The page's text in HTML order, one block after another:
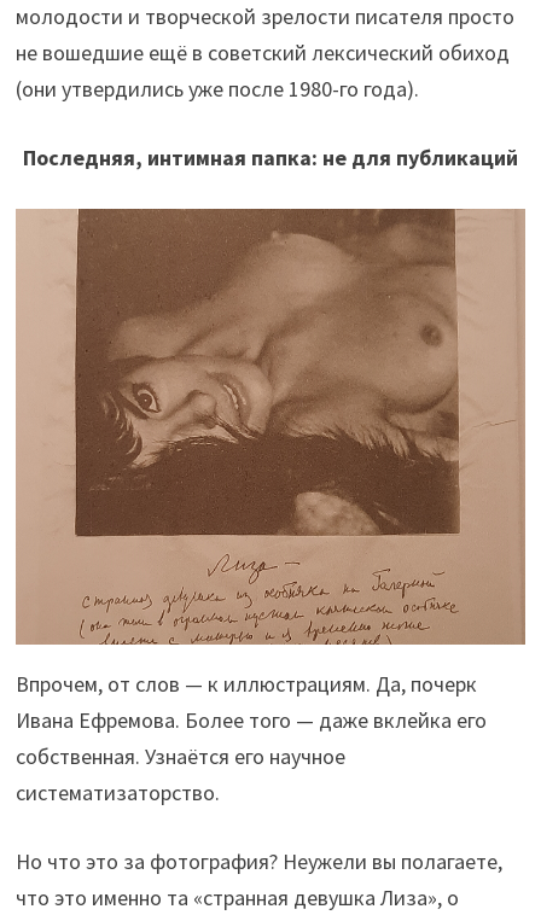
молодости и творческой зрелости писателя просто
не вошедшие ещё в советский лексический обиход
(они утвердились уже после 1980-го года).
Последняя, интимная папка: не для публикаций
Впрочем, от слов — к иллюстрациям. Да, почерк
Ивана Ефремова. Более того — даже вклейка его
собственная. Узнаётся его научное
систематизаторство.
Но что это за фотография? Неужели вы полагаете,
что это именно та «странная девушка Лиза», о